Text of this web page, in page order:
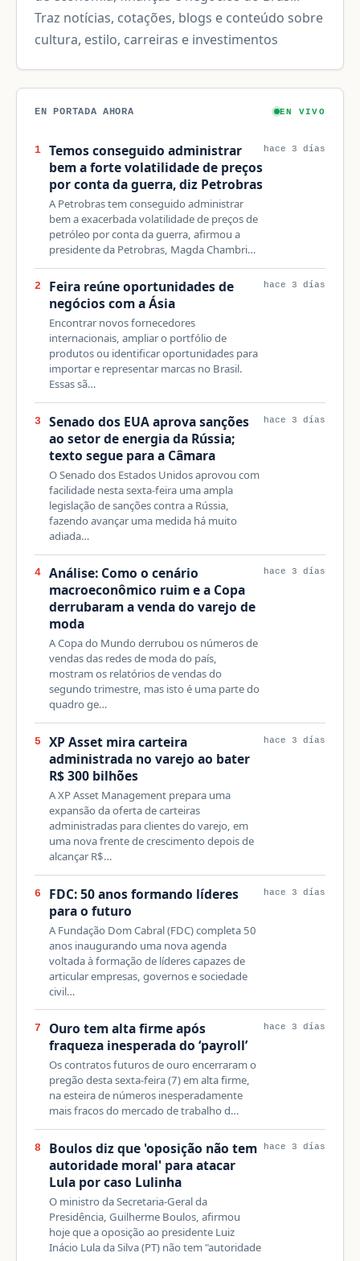
Traz notícias, cotações, blogs e conteúdo sobre
cultura, estilo, carreiras e investimentos
EN PORTADA AHORA EN VIVO
1
Temos conseguido administrar
bem a forte volatilidade de preços
por conta da guerra, diz Petrobras
A Petrobras tem conseguido administrar
bem a exacerbada volatilidade de preços de
petróleo por conta da guerra, afirmou a
presidente da Petrobras, Magda Chambri…
hace 3 días
2
Feira reúne oportunidades de
negócios com a Ásia
Encontrar novos fornecedores
internacionais, ampliar o portfólio de
produtos ou identificar oportunidades para
importar e representar marcas no Brasil.
Essas sã…
hace 3 días
3
Senado dos EUA aprova sanções
ao setor de energia da Rússia;
texto segue para a Câmara
O Senado dos Estados Unidos aprovou com
facilidade nesta sexta-feira uma ampla
legislação de sanções contra a Rússia,
fazendo avançar uma medida há muito
adiada…
hace 3 días
4
Análise: Como o cenário
macroeconômico ruim e a Copa
derrubaram a venda do varejo de
moda
A Copa do Mundo derrubou os números de
vendas das redes de moda do país,
mostram os relatórios de vendas do
segundo trimestre, mas isto é uma parte do
quadro ge…
hace 3 días
5
XP Asset mira carteira
administrada no varejo ao bater
R$ 300 bilhões
A XP Asset Management prepara uma
expansão da oferta de carteiras
administradas para clientes do varejo, em
uma nova frente de crescimento depois de
alcançar R$…
hace 3 días
6
FDC: 50 anos formando líderes
para o futuro
A Fundação Dom Cabral (FDC) completa 50
anos inaugurando uma nova agenda
voltada à formação de líderes capazes de
articular empresas, governos e sociedade
civil…
hace 3 días
7
Ouro tem alta firme após
fraqueza inesperada do ‘payroll’
Os contratos futuros de ouro encerraram o
pregão desta sexta-feira (7) em alta firme,
na esteira de números inesperadamente
mais fracos do mercado de trabalho d…
hace 3 días
8
Boulos diz que 'oposição não tem
autoridade moral' para atacar
Lula por caso Lulinha
O ministro da Secretaria-Geral da
Presidência, Guilherme Boulos, afirmou
hoje que a oposição ao presidente Luiz
Inácio Lula da Silva (PT) não tem "autoridade
hace 3 días